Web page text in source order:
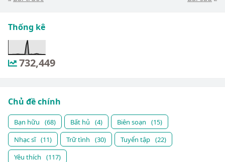
Thống kê
732,449
Chủ đề chính
Bạn hữu (68) Bất hủ (4) Biên soạn
(15)
Nhạc sĩ (11) Trữ tình (30) Tuyển tập (22)
Yêu thích
(117)